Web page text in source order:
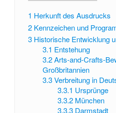
1 Herkunft des Ausdrucks
2 Kennzeichen und
3 Historische Entwicklung
3.1 Entstehung
3.2 Arts-and-Crafts-
Großbritannien
3.3 Verbreitung in
3.3.1 Ursprünge
3.3.2 München
3.3.3 Darmstadt